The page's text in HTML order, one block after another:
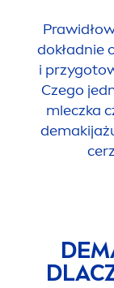
dokładnie
i
Czego
mleczka